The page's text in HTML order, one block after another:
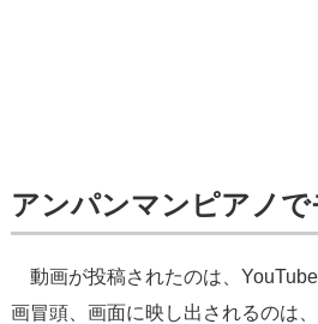
アンパンマンピアノで
動画が投稿されたのは、
画冒頭、画面に映し出されるのは